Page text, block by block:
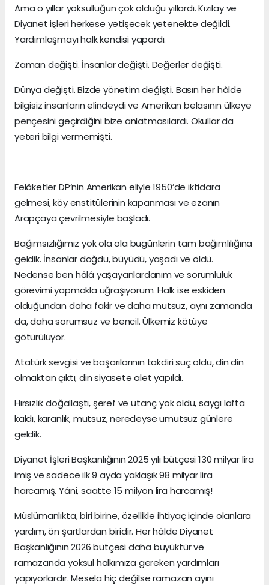
Ama o yıllar yoksulluğun çok olduğu yıllardı. Kızılay ve
Diyanet işleri herkese yetişecek yetenekte değildi.
Yardımlaşmayı halk kendisi yapardı.
Zaman değişti. İnsanlar değişti. Değerler değişti.
Dünya değişti. Bizde yönetim değişti. Basın her hâlde
bilgisiz insanların elindeydi ve Amerikan belasının ülkeye
pençesini geçirdiğini bize anlatmasılardı. Okullar da
yeteri bilgi vermemişti.
Felâketler DP’nin Amerikan eliyle 1950’de iktidara
gelmesi, köy enstitülerinin kapanması ve ezanın
Arapçaya çevrilmesiyle başladı.
Bağımsızlığımız yok ola ola bugünlerin tam bağımlılığına
geldik. İnsanlar doğdu, büyüdü, yaşadı ve öldü.
Nedense ben hâlâ yaşayanlardanım ve sorumluluk
görevimi yapmakla uğraşıyorum. Halk ise eskiden
olduğundan daha fakir ve daha mutsuz, aynı zamanda
da, daha sorumsuz ve bencil. Ülkemiz kötüye
götürülüyor.
Atatürk sevgisi ve başarılarının takdiri suç oldu, din din
olmaktan çıktı, din siyasete alet yapıldı.
Hırsızlık doğallaştı, şeref ve utanç yok oldu, saygı lafta
kaldı, karanlık, mutsuz, neredeyse umutsuz günlere
geldik.
Diyanet İşleri Başkanlığının 2025 yılı bütçesi 130 milyar lira
imiş ve sadece ilk 9 ayda yaklaşık 98 milyar lira
harcamış. Yâni, saatte 15 milyon lira harcamış!
Müslümanlıkta, biri birine, özellikle ihtiyaç içinde olanlara
yardım, ön şartlardan biridir. Her hâlde Diyanet
Başkanlığının 2026 bütçesi daha büyüktür ve
ramazanda yoksul halkımıza gereken yardımları
yapıyorlardır. Mesela hiç değilse ramazan ayını